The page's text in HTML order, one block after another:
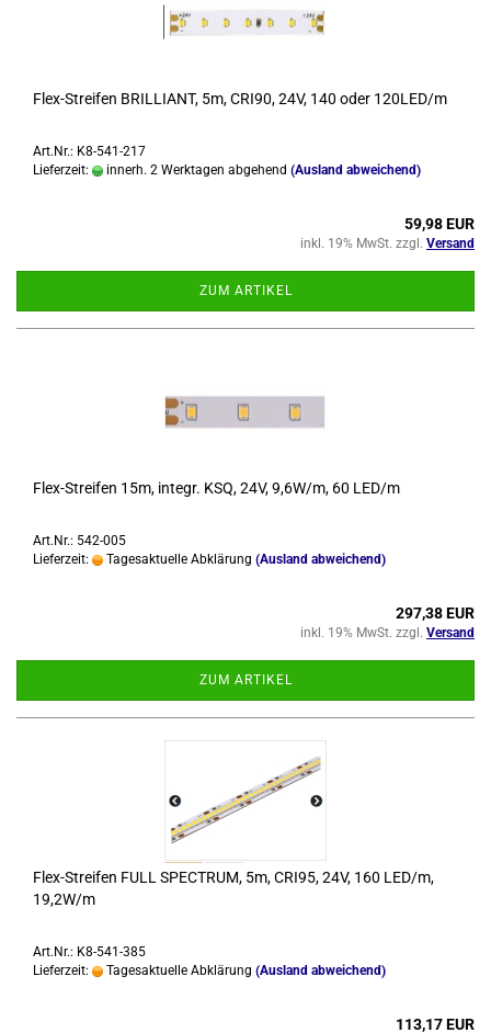
Flex-​Strei­fen BRIL­LI­ANT, 5m, CRI90, 24V, 140 oder 120LED/m
Art.Nr.: K8-541-217
Lieferzeit:
innerh. 2 Werktagen abgehend (Ausland abweichend)
59,98 EUR
inkl. 19% MwSt. zzgl. Versand
ZUM ARTIKEL
Flex-​Strei­fen 15m, in­te­gr. KSQ, 24V, 9,6W/m, 60 LED/m
Art.Nr.: 542-005
Lieferzeit:
Tagesaktuelle Abklärung (Ausland abweichend)
297,38 EUR
inkl. 19% MwSt. zzgl. Versand
ZUM ARTIKEL
Flex-​Strei­fen FULL SPEC­TRUM, 5m, CRI95, 24V, 160 LED/m,
19,2W/m
Art.Nr.: K8-541-385
Lieferzeit:
Tagesaktuelle Abklärung (Ausland abweichend)
113,17 EUR